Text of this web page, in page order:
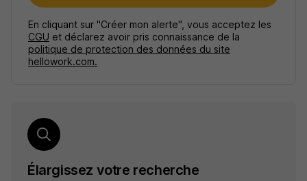
En cliquant sur "Créer mon alerte", vous acceptez les
CGU et déclarez avoir pris connaissance de la
politique de protection des données du site
hellowork.com.
Élargissez votre recherche